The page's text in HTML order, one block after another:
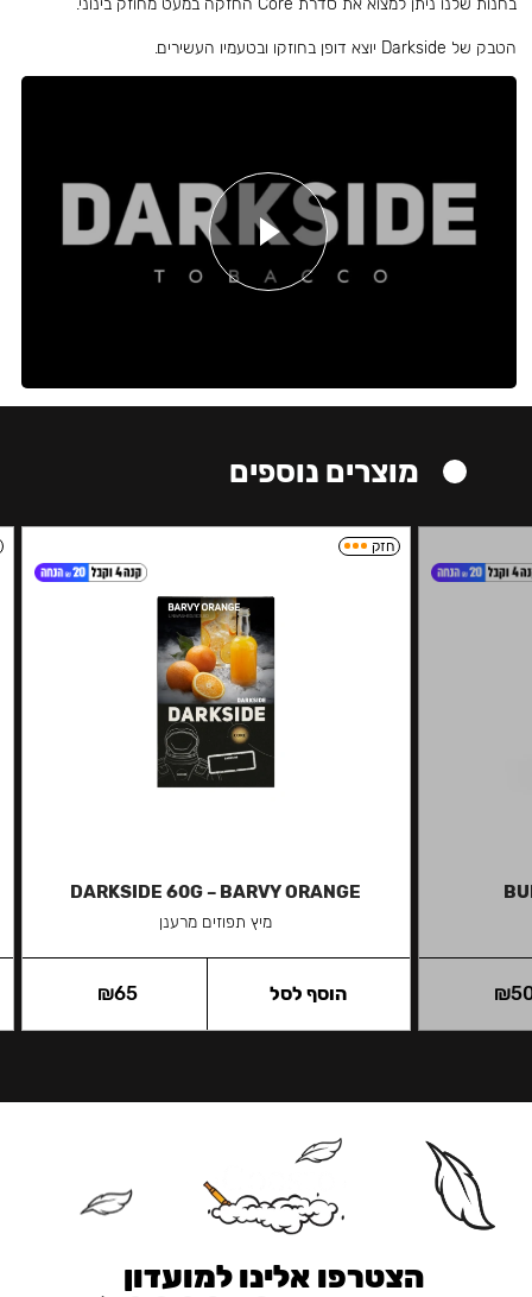
בחנות שלנו ניתן למצוא את סדרת Core החזקה במעט מחוזק בינוני.
הטבק של Darkside יוצא דופן בחוזקו ובטעמיו העשירים.
מוצרים נוספים
₪
חזק
DARKSIDE 60G – BARVY ORANGE
מיץ תפוזים מרענן
₪65 הוסף לסל
הצטרפו אלינו למועדון